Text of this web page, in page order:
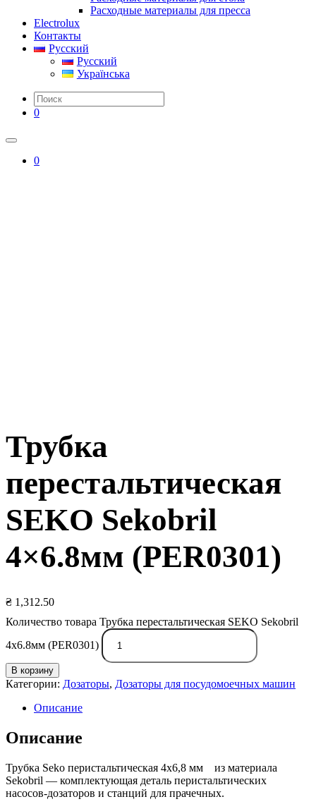
Расходные материалы для пресса
Electrolux
Контакты
Русский
Русский
Українська
0
0
Трубка
перестальтическая
SEKO Sekobril
4×6.8мм (PER0301)
₴ 1,312.50
Количество товара Трубка перестальтическая SEKO Sekobril
4x6.8мм (PER0301)
В корзину
Категории: Дозаторы, Дозаторы для посудомоечных машин
Описание
Описание
Трубка Seko перистальтическая 4х6,8 мм из материала
Sekobril — комплектующая деталь перистальтических
насосов-дозаторов и станций для прачечных.